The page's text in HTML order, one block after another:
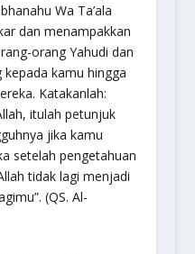
Wa Ta’ala
dan menampakkan
orang Yahudi dan
kamu hingga
Katakanlah:
itulah petunjuk
jika kamu
setelah pengetahuan
tidak lagi menjadi
(QS. Al-